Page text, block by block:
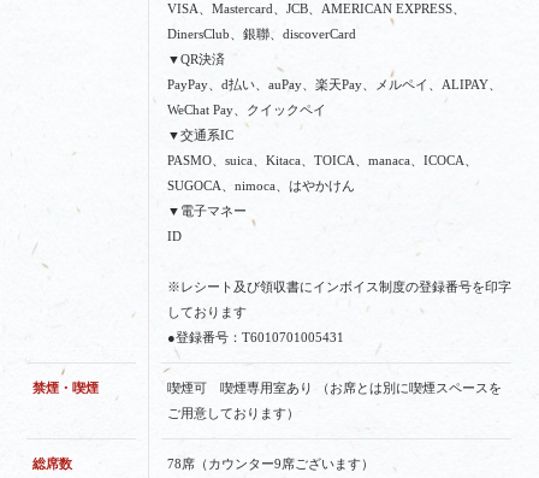
VISA、Mastercard、JCB、AMERICAN EXPRESS、
DinersClub、銀聯、discoverCard
▼QR決済
PayPay、d払い、auPay、楽天Pay、メルペイ、ALIPAY、
WeChat Pay、クイックペイ
▼交通系IC
PASMO、suica、Kitaca、TOICA、manaca、ICOCA、
SUGOCA、nimoca、はやかけん
▼電子マネー
ID
※レシート及び領収書にインボイス制度の登録番号を印字
しております
●登録番号：T6010701005431
禁煙・喫煙
喫煙可 喫煙専用室あり （お席とは別に喫煙スペースを
ご用意しております）
総席数 78席（カウンター9席ございます）